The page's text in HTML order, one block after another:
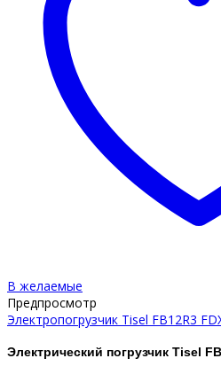
В желаемые
Предпросмотр
Электропогрузчик Tisel FB12R3
Электрический погрузчик Tisel